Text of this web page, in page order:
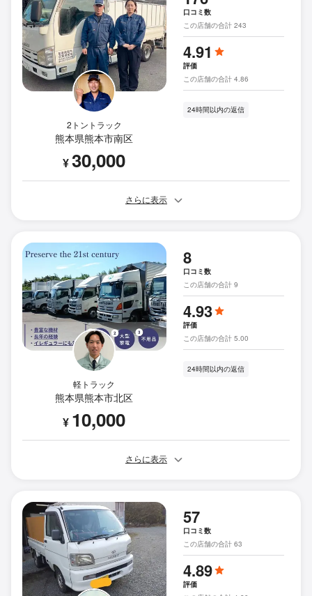
2トントラック
熊本県熊本市南区
¥30,000
口コミ数
この店舗の合計 243
4.91
評価
この店舗の合計 4.86
24時間以内の返信
さらに表示
軽トラック
熊本県熊本市北区
¥ 10,000
8
口コミ数
この店舗の合計 9
4.93
評価
この店舗の合計 5.00
24時間以内の返信
さらに表示
57
口コミ数
この店舗の合計 63
4.89
評価